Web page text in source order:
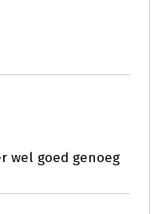
wel goed genoeg